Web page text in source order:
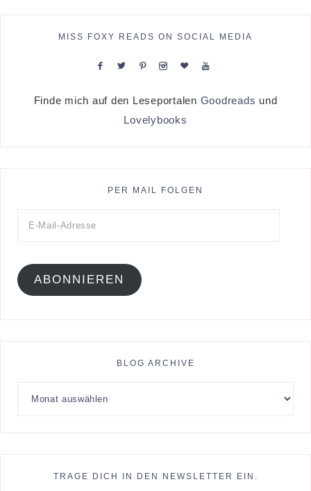
MISS FOXY READS ON SOCIAL MEDIA
Finde mich auf den Leseportalen Goodreads und
Lovelybooks
PER MAIL FOLGEN
ABONNIEREN
BLOG ARCHIVE
TRAGE DICH IN DEN NEWSLETTER EIN.